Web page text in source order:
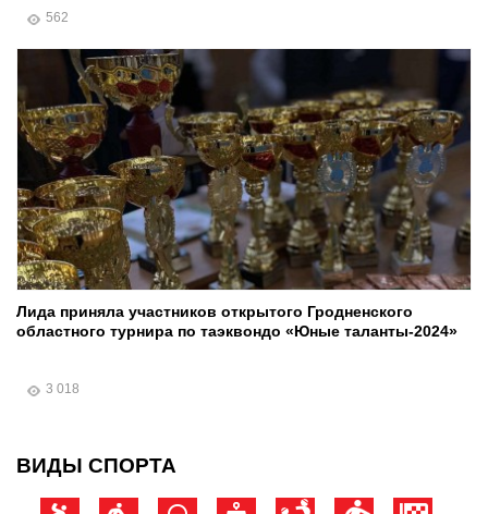
562
Лида приняла участников открытого Гродненского
областного турнира по таэквондо «Юные таланты-2024»
3 018
ВИДЫ СПОРТА